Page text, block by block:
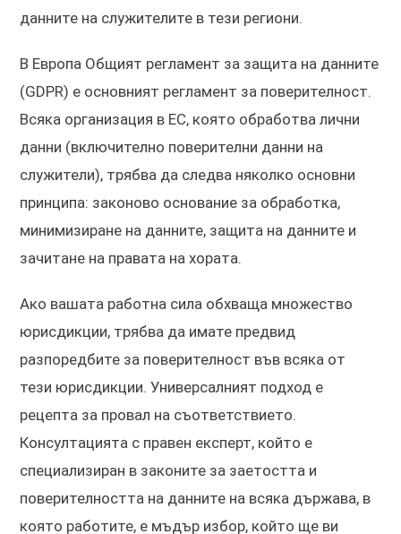
данните на служителите в тези региони.
В Европа Общият регламент за защита на данните
(GDPR) е основният регламент за поверителност.
Всяка организация в ЕС, която обработва лични
данни (включително поверителни данни на
служители), трябва да следва няколко основни
принципа: законово основание за обработка,
минимизиране на данните, защита на данните и
зачитане на правата на хората.
Ако вашата работна сила обхваща множество
юрисдикции, трябва да имате предвид
разпоредбите за поверителност във всяка от
тези юрисдикции. Универсалният подход е
рецепта за провал на съответствието.
Консултацията с правен експерт, който е
специализиран в законите за заетостта и
поверителността на данните на всяка държава, в
която работите, е мъдър избор, който ще ви